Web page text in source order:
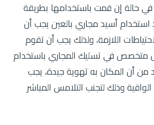
في حالة إن قمت باستخدامها بطريقة
أسيد مجاري بالعين يجب أن
اللازمة، ولذلك يجب أن تقوم
متخصص في تسليك المجاري باستخدام
من أن المكان به تهوية جيدة، يجب
وذلك لتجنب التلامس المباشر